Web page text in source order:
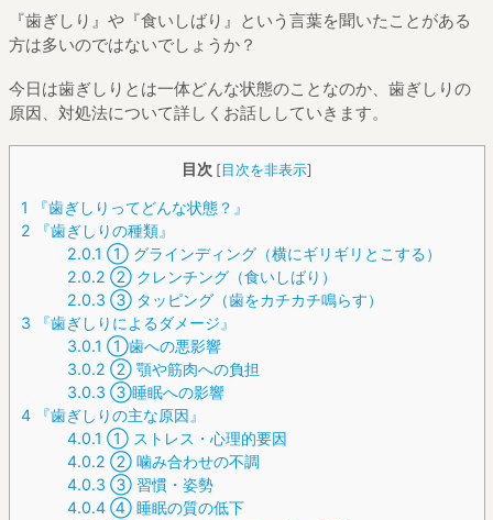
『歯ぎしり』や『食いしばり』という言葉を聞いたことがある
方は多いのではないでしょうか？
今日は歯ぎしりとは一体どんな状態のことなのか、歯ぎしりの
原因、対処法について詳しくお話ししていきます。
目次 [目次を非表示]
1 『歯ぎしりってどんな状態？』
2 『歯ぎしりの種類』
2.0.1 ① グラインディング（横にギリギリとこする）
2.0.2 ② クレンチング（食いしばり）
2.0.3 ③ タッピング（歯をカチカチ鳴らす）
3 『歯ぎしりによるダメージ』
3.0.1 ①歯への悪影響
3.0.2 ② 顎や筋肉への負担
3.0.3 ③睡眠への影響
4『歯ぎしりの主な原因』
4.0.1 ① ストレス・心理的要因
4.0.2 ② 噛み合わせの不調
4.0.3 ③ 習慣・姿勢
4.0.4 ④ 睡眠の質の低下